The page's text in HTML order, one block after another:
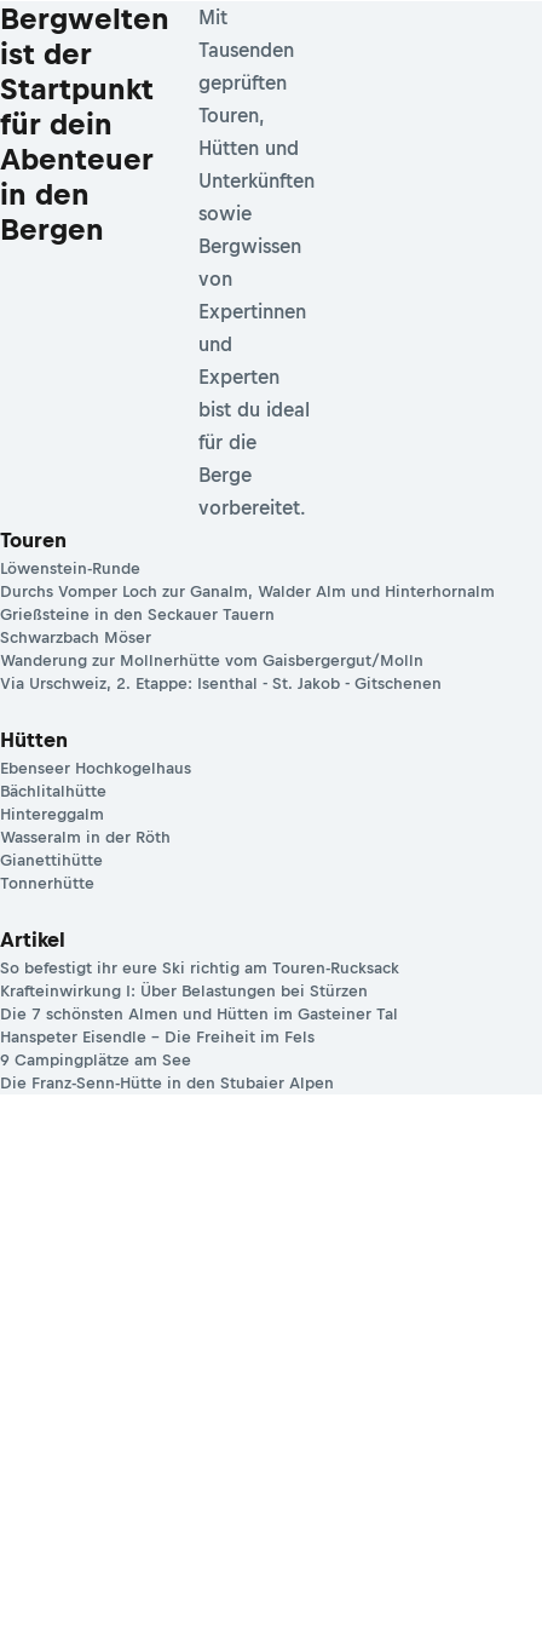
Bergwelten
ist der
Startpunkt
für dein
Abenteuer
in den
Bergen
Mit
Tausenden
geprüften
Touren,
Hütten und
Unterkünften
sowie
Bergwissen
von
Expertinnen
und
Experten
bist du ideal
für die
Berge
vorbereitet.
Touren
Löwenstein-Runde
Durchs Vomper Loch zur Ganalm, Walder Alm und Hinterhornalm
Grießsteine in den Seckauer Tauern
Schwarzbach Möser
Wanderung zur Mollnerhütte vom Gaisbergergut/Molln
Via Urschweiz, 2. Etappe: Isenthal - St. Jakob - Gitschenen
Hütten
Ebenseer Hochkogelhaus
Bächlitalhütte
Hintereggalm
Wasseralm in der Röth
Gianettihütte
Tonnerhütte
Artikel
So befestigt ihr eure Ski richtig am Touren-Rucksack
Krafteinwirkung I: Über Belastungen bei Stürzen
Die 7 schönsten Almen und Hütten im Gasteiner Tal
Hanspeter Eisendle – Die Freiheit im Fels
9 Campingplätze am See
Die Franz-Senn-Hütte in den Stubaier Alpen